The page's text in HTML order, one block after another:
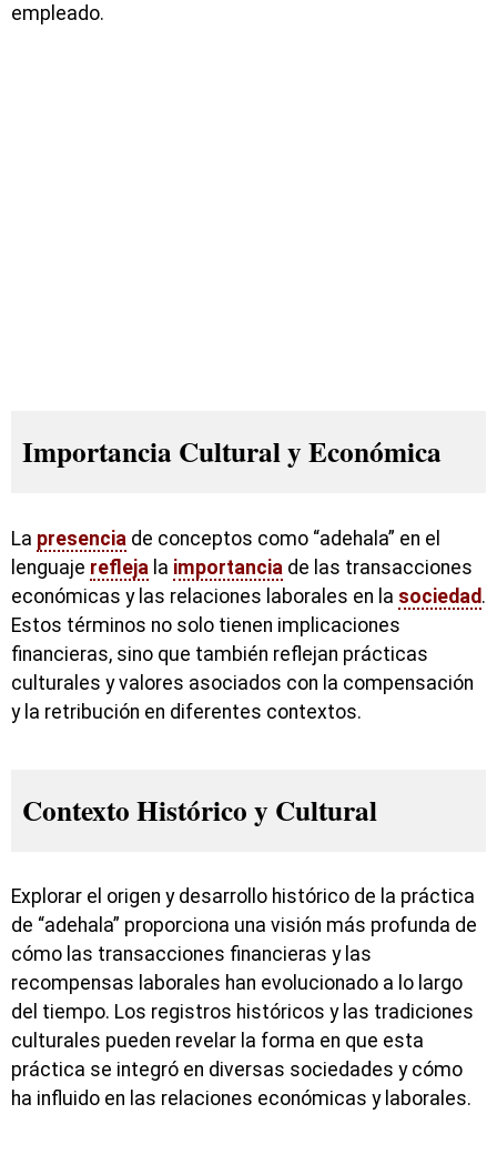
empleado.
Importancia Cultural y Económica
La presencia de conceptos como “adehala” en el
lenguaje refleja la importancia de las transacciones
económicas y las relaciones laborales en la sociedad.
Estos términos no solo tienen implicaciones
financieras, sino que también reflejan prácticas
culturales y valores asociados con la compensación
y la retribución en diferentes contextos.
Contexto Histórico y Cultural
Explorar el origen y desarrollo histórico de la práctica
de “adehala” proporciona una visión más profunda de
cómo las transacciones financieras y las
recompensas laborales han evolucionado a lo largo
del tiempo. Los registros históricos y las tradiciones
culturales pueden revelar la forma en que esta
práctica se integró en diversas sociedades y cómo
ha influido en las relaciones económicas y laborales.